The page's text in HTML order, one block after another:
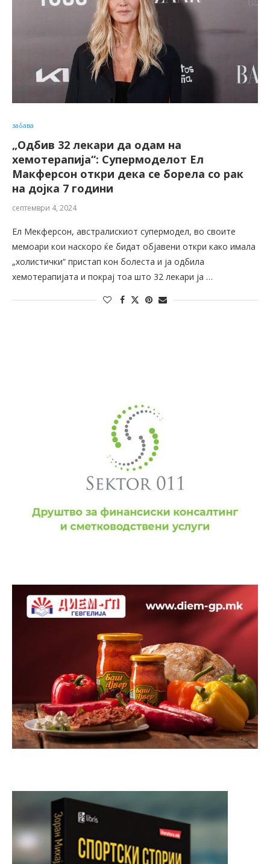
забава
„Одбив 32 лекари да одам на
хемотерапија“: Супермоделот Ел
Макферсон откри дека се борела со рак
на дојка 7 години
септември 4, 2024
Ел Мекферсон, австралискиот супермодел, во своите
мемоари кои наскоро ќе бидат објавени откри како имала
„холистички“ пристап кон болеста и ја одбила
хемотерапијата и покрај тоа што 32 лекари ја …